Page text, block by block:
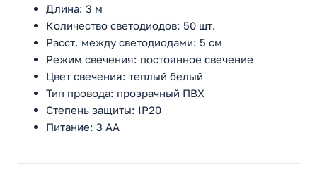
Длина: 3 м
Количество светодиодов: 50 шт.
Расст. между светодиодами: 5 см
Режим свечения: постоянное свечение
Цвет свечения: теплый белый
Тип провода: прозрачный ПВХ
Степень защиты: IP20
Питание: 3 АА